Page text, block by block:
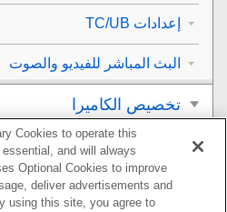
إعدادات TC/UB
البث المباشر للفيديو والصوت
تخصيص الكاميرا
العرض
تغيير إعدادات الكاميرا
Cookies to operate this
and will always
Optional Cookies to improve
deliver advertisements and
using this site, you agree to